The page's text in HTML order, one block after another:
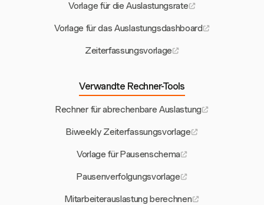
Vorlage für die Auslastungsrate
Vorlage für das Auslastungsdashboard
Zeiterfassungsvorlage
Verwandte Rechner-Tools
Rechner für abrechenbare Auslastung
Biweekly Zeiterfassungsvorlage
Vorlage für Pausenschema
Pausenverfolgungsvorlage
Mitarbeiterauslastung berechnen